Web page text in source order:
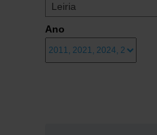
Leiria
Ano